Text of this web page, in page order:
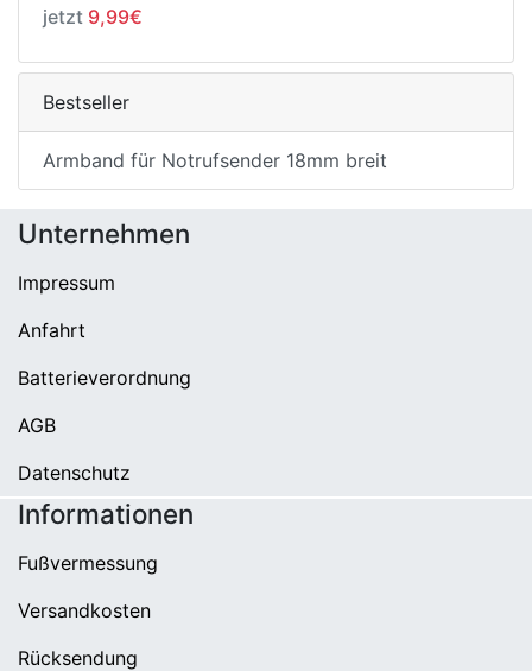
jetzt 9,99€
Bestseller
Armband für Notrufsender 18mm breit
Unternehmen
Impressum
Anfahrt
Batterieverordnung
AGB
Datenschutz
Informationen
Fußvermessung
Versandkosten
Rücksendung